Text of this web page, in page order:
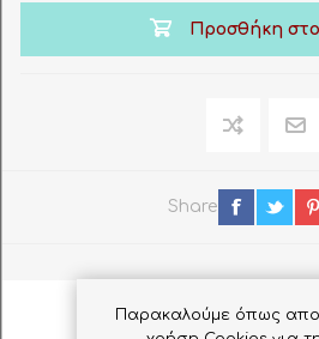
Προσθήκη
Share
Παρακαλούμε όπως